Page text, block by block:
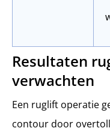
Resultaten
verwachten
Een ruglift operatie
contour door